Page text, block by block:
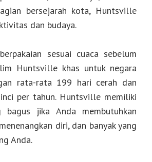
bersejarah kota, Huntsville
dan budaya.
sesuai cuaca sebelum
Huntsville khas untuk negara
rata-rata 199 hari cerah dan
per tahun. Huntsville memiliki
bagus jika Anda membutuhkan
diri, dan banyak yang
Anda.